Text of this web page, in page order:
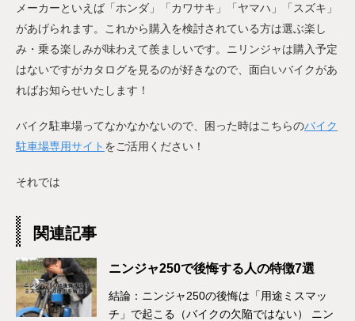
メーカーといえば「ホンダ」「カワサキ」「ヤマハ」「スズキ」
があげられます。これから購入を検討されている方は選ぶ楽し
み・乗る楽しみが味わえて羨ましいです。ニリンジャは購入予定
はないですがカタログを見るのが好きなので、面白いバイクがあ
ればお知らせいたします！
バイク駐車場ってなかなかないので、困った時はこちらのバイク
駐車場専用サイト をご活用ください！
それでは
関連記事
ニンジャ250で後悔する人の特徴7選
結論：ニンジャ250の後悔は「用途ミスマッ
チ」で起こる（バイクの欠陥ではない） ニン